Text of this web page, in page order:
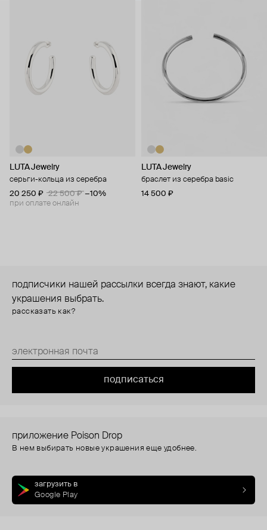
LUTA Jewelry
серьги-кольца из серебра
20 250 ₽
22 500 ₽ −10%
при оплате онлайн
LUTA Jewelry
браслет из серебра basic
14 500 ₽
подписчики нашей рассылки всегда знают, какие
украшения выбрать.
рассказать как?
подписаться
приложение Poison Drop
В нем выбирать новые украшения еще удобнее.
загрузить в
Google Play